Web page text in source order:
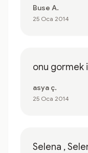
Buse A.
25 Oca 2014
onu gormek
asya ç.
25 Oca 2014
Selena ,